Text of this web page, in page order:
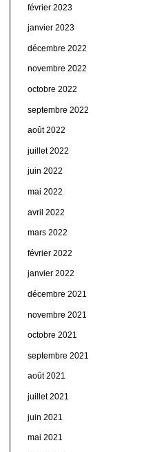
février 2023
janvier 2023
décembre 2022
novembre 2022
octobre 2022
septembre 2022
août 2022
juillet 2022
juin 2022
mai 2022
avril 2022
mars 2022
février 2022
janvier 2022
décembre 2021
novembre 2021
octobre 2021
septembre 2021
août 2021
juillet 2021
juin 2021
mai 2021